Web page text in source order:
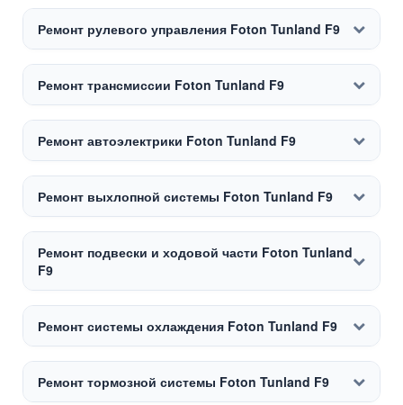
Ремонт рулевого управления Foton Tunland F9
Ремонт трансмиссии Foton Tunland F9
Ремонт автоэлектрики Foton Tunland F9
Ремонт выхлопной системы Foton Tunland F9
Ремонт подвески и ходовой части Foton Tunland
F9
Ремонт системы охлаждения Foton Tunland F9
Ремонт тормозной системы Foton Tunland F9